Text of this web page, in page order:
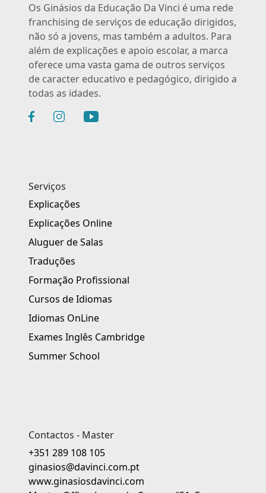
Os Ginásios da Educação Da Vinci é uma rede
franchising de serviços de educação dirigidos,
não só a jovens, mas também a adultos. Para
além de explicações e apoio escolar, a marca
oferece uma vasta gama de outros serviços
de caracter educativo e pedagógico, dirigido a
todas as idades.
Serviços
Explicações
Explicações Online
Aluguer de Salas
Traduções
Formação Profissional
Cursos de Idiomas
Idiomas OnLine
Exames Inglês Cambridge
Summer School
Contactos - Master
+351 289 108 105
ginasios@davinci.com.pt
www.ginasiosdavinci.com